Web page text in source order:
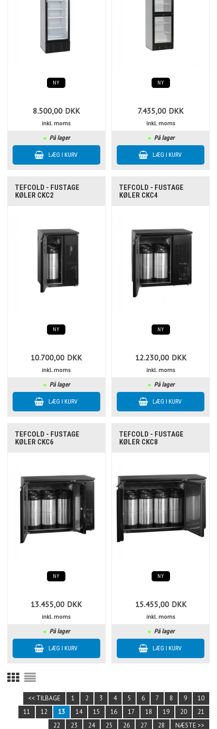
NY
8.500,00 DKK
inkl. moms
På lager
NY
7.435,00 DKK
inkl. moms
På lager
TEFCOLD - FUSTAGE
KØLER CKC2
NY
10.700,00 DKK
inkl. moms
På lager
TEFCOLD - FUSTAGE
KØLER CKC4
NY
12.230,00 DKK
inkl. moms
På lager
TEFCOLD - FUSTAGE
KØLER CKC6
NY
13.455,00 DKK
inkl. moms
På lager
TEFCOLD - FUSTAGE
KØLER CKC8
NY
15.455,00 DKK
inkl. moms
På lager
<< TILBAGE 1 2 3 4 5 6 7 8 9
10
11
12 13 14 15 16 17 18 19 20
21
22
23 24 25 26 27 28 NÆSTE >>